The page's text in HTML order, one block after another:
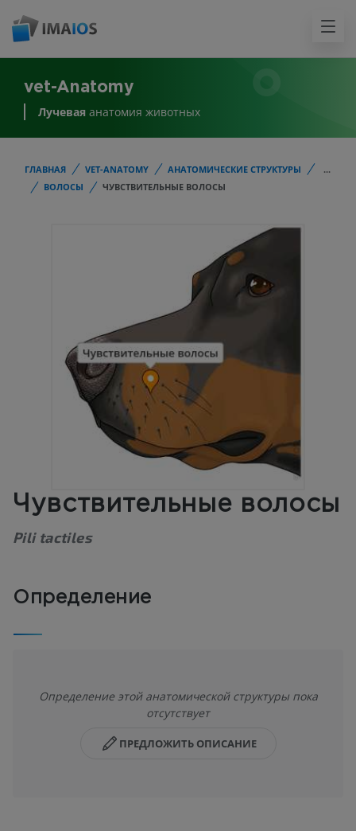
vet-Anatomy
Лучевая анатомия животных
ГЛАВНАЯ VET-ANATOMY АНАТОМИЧЕСКИЕ СТРУКТУРЫ
...
ВОЛОСЫ
ЧУВСТВИТЕЛЬНЫЕ ВОЛОСЫ
Чувствительные волосы
Pili tactiles
Определение
Определение этой анатомической структуры пока
отсутствует
ПРЕДЛОЖИТЬ ОПИСАНИЕ